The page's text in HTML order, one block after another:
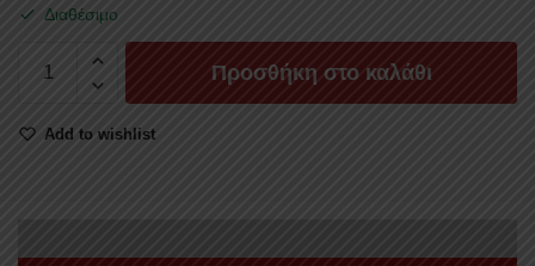
Διαθέσιμο
ΟΡΟΦΗΣ
BM
2009-
Προσθήκη στο καλάθι
Add to wishlist